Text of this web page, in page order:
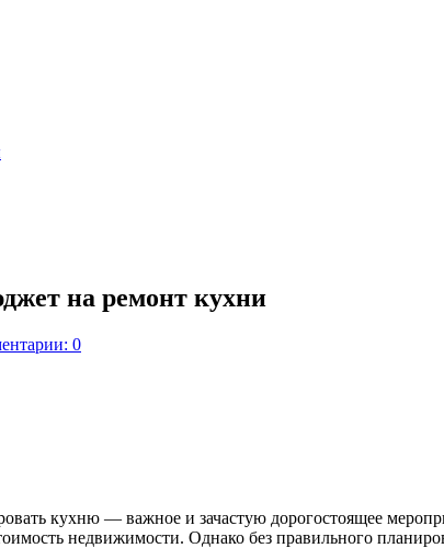
на ремонт кухни
0
кухню — важное и зачастую дорогостоящее
недвижимости. Однако без правильного